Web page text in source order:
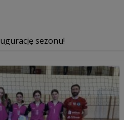
sezonu!